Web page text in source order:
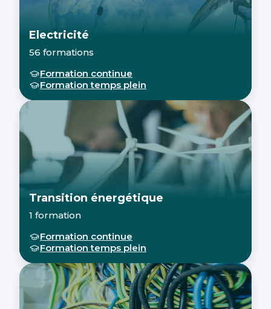
Electricité
56 formations
Formation continue
Formation temps plein
Transition énergétique
1 formation
Formation continue
Formation temps plein